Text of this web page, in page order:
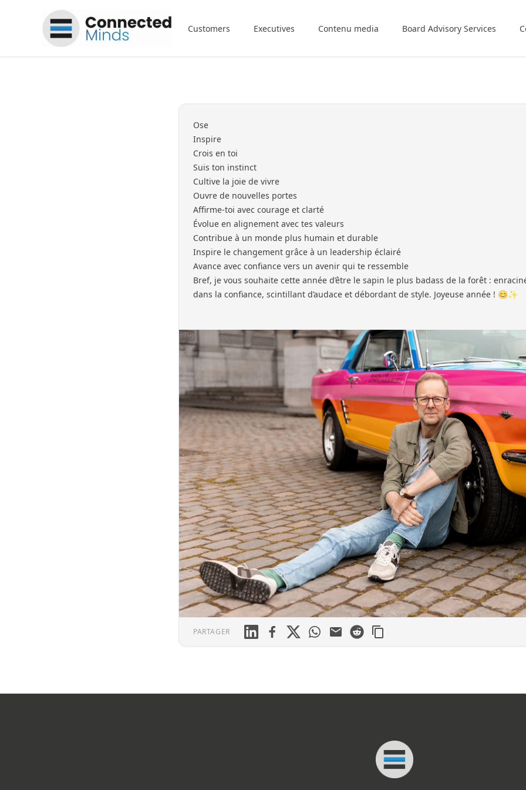
Connected Minds
Customers Executives Contenu media Board Advisory Services
Ose
Inspire
Crois en toi
Suis ton instinct
Cultive la joie de vivre
Ouvre de nouvelles portes
Affirme-toi avec courage et clarté
Évolue en alignement avec tes valeurs
Contribue à un monde plus humain et durable
Inspire le changement grâce à un leadership éclairé
Avance avec confiance vers un avenir qui te ressemble
Bref, je vous souhaite cette année d’être le sapin le plus badass de la forêt :
dans la confiance, scintillant d’audace et débordant de style. Joyeuse année ! 😊✨
PARTAGER LinkedinFacebook
X WhatsApp
Mail Reddit
Connected Minds